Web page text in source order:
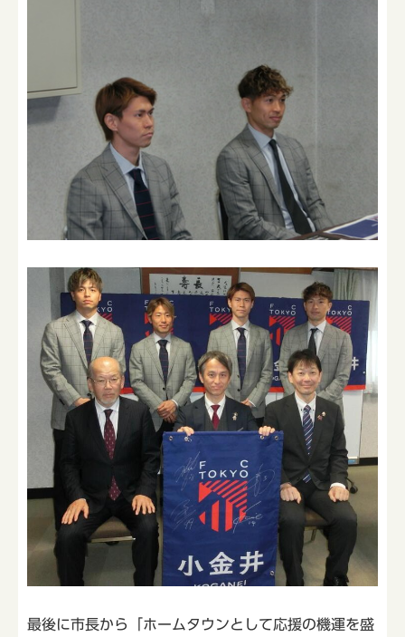
最後に市長から「ホームタウンとして応援の機運を盛